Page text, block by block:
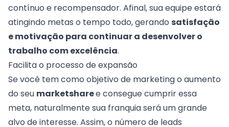
contínuo e recompensador. Afinal, sua equipe estará
atingindo metas o tempo todo, gerando satisfação
e motivação para continuar a desenvolver o
trabalho com excelência.
Facilita o processo de expansão
Se você tem como objetivo de marketing o aumento
do seu marketsharee consegue cumprir essa
meta, naturalmente sua franquia será um grande
alvo de interesse. Assim, o número de leads